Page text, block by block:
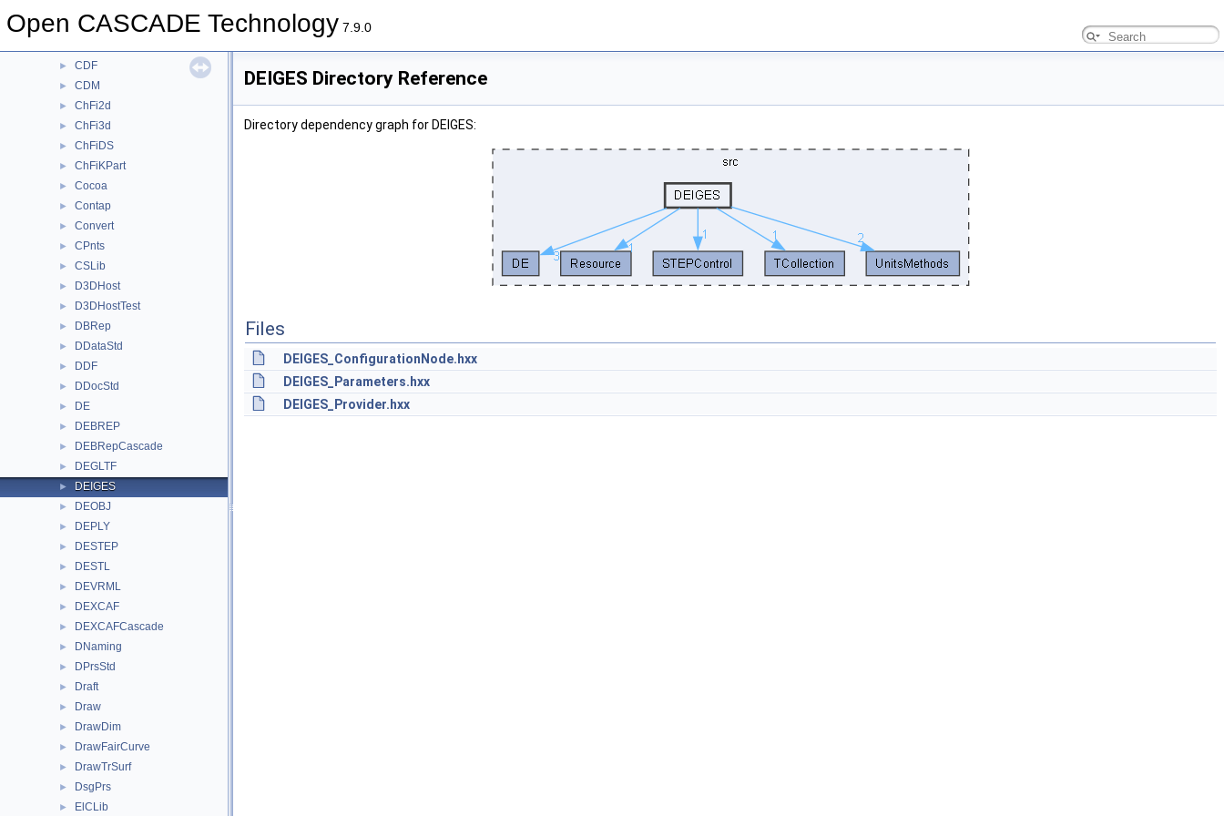
Open CASCADE Technology 7.9.0
► BSplSLib
► CDF
► CDM
► ChFi2d
► ChFi3d
► ChFiDS
► ChFiKPart
► Cocoa
► Contap
► Convert
► CPnts
► CSLib
► D3DHost
► D3DHostTest
► DBRep
► DDataStd
► DDF
► DDocStd
► DE
► DEBREP
► DEBRepCascade
► DEGLTF
► DEIGES
► DEOBJ
► DEPLY
► DESTEP
► DESTL
► DEVRML
► DEXCAF
► DEXCAFCascade
► DNaming
► DPrsStd
► Draft
► Draw
► DrawDim
► DrawFairCurve
► DrawTrSurf
► DsgPrs
► ElCLib
DEIGES Directory Reference
Directory dependency graph for DEIGES:
Files
DEIGES_ConfigurationNode.hxx
DEIGES_Parameters.hxx
DEIGES_Provider.hxx